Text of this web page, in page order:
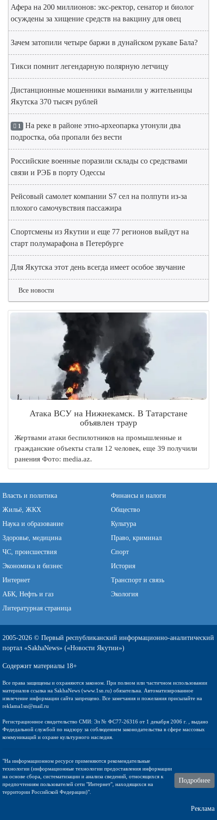
Афера на 200 миллионов: экс-ректор, сенатор и биолог
осуждены за хищение средств на вакцину для овец
Зачем затопили четыре баржи в дунайском рукаве Бала?
Тикси помнит легендарную полярную летчицу
Дистанционные мошенники выманили у жительницы
Якутска 370 тысяч рублей
1 На реке в районе этно-археопарка утонули два
подростка, оба пропали без вести
Российские военные поразили склады со средствами
связи и РЭБ в порту Одессы
Рейсовый самолет компании S7 сел на полпути из-за
плохого самочувствия пассажира
Спортсмены из Якутии и еще 77 регионов выйдут на
старт полумарафона в Петербурге
Для Якутска этот день всегда имеет особое звучание
Все новости
Атака ВСУ на Нижнекамск. В Татарстане
объявлен траур
Жертвами атаки беспилотников на промышленные и
гражданские объекты стали 12 человек, еще 39 получили
ранения Фото: media.az.
Власть и политика
Финансы и налоги
Жильё, ЖКХ
Общество
Наука и образование
Культура
Здоровье, медицина
Право, криминал
ЧС, происшествия
Спорт
Экономика и бизнес
История
Интернет
Транспорт и связь
АБК, Нефть и газ
Экология
Литературная страница
2005-2026 © Первый республиканский информационно-аналитический
портал «SakhaNews» («Новости Якутии»)
Содержит материалы 18+
Все права защищены и охраняются законом. При полном или частичном использовании
материалов ссылка на SakhaNews (www.1sn.ru) обязательна. Автоматизированное
извлечение информации сайта запрещено. Все замечания и пожелания присылайте на
reklama1sn@mail.ru
Регистрационное свидетельство СМИ: Эл № ФС77-26316 от 1 декабря 2006 г. , выдано
Федедальной службой по надзору за соблюдением законодательства в сфере массовых
коммуникаций и охране культурного наследия.
"На информационном ресурсе применяются рекомендательные
технологии (информационные технологии предоставления информации
на основе сбора, систематизации и анализа сведений, относящихся к
предпочтениям пользователей сети "Интернет", находящихся на
территории Российской Федерации)".
Подробнее
Реклама